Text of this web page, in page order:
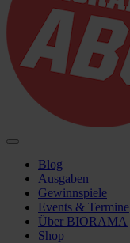
Blog
Ausgaben
Gewinnspiele
Events & Termine
Über BIORAMA
Shop